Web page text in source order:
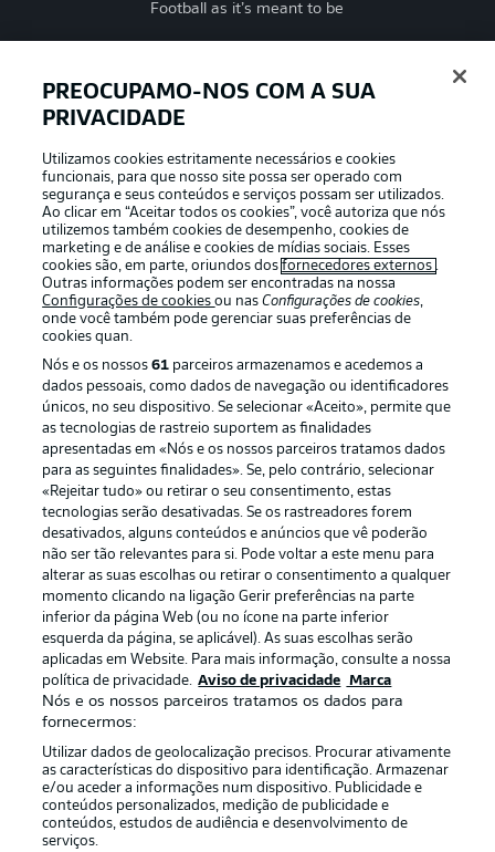
Football as it’s meant to be
APLICATIVO DA BUNDESLIGA
Oferecido por
Publicidade Avisos legais
Gerir preferências Aviso de privacidade
Emissoras
Trabalhe conosco Marca
Contato Jogadores
PREOCUPAMO-NOS COM A SUA
PRIVACIDADE
Utilizamos cookies estritamente necessários e cookies
funcionais, para que nosso site possa ser operado com
segurança e seus conteúdos e serviços possam ser utilizados.
Ao clicar em “Aceitar todos os cookies”, você autoriza que nós
utilizemos também cookies de desempenho, cookies de
marketing e de análise e cookies de mídias sociais. Esses
cookies são, em parte, oriundos dosfornecedores externos .
Outras informações podem ser encontradas na nossa
Configurações de cookiesou nasConfigurações de cookies,
onde você também pode gerenciar suas preferências de
cookies quan.
Nós e os nossos61 parceiros armazenamos e acedemos a
dados pessoais, como dados de navegação ou identificadores
únicos, no seu dispositivo. Se selecionar «Aceito», permite que
as tecnologias de rastreio suportem as finalidades
apresentadas em «Nós e os nossos parceiros tratamos dados
para as seguintes finalidades». Se, pelo contrário, selecionar
«Rejeitar tudo» ou retirar o seu consentimento, estas
tecnologias serão desativadas. Se os rastreadores forem
desativados, alguns conteúdos e anúncios que vê poderão
não ser tão relevantes para si. Pode voltar a este menu para
alterar as suas escolhas ou retirar o consentimento a qualquer
momento clicando na ligação Gerir preferências na parte
inferior da página Web (ou no ícone na parte inferior
esquerda da página, se aplicável). As suas escolhas serão
aplicadas em Website. Para mais informação, consulte a nossa
política de privacidade. Aviso de privacidade Marca
Nós e os nossos parceiros tratamos os dados para
fornecermos:
Utilizar dados de geolocalização precisos. Procurar ativamente
as características do dispositivo para identificação. Armazenar
e/ou aceder a informações num dispositivo. Publicidade e
conteúdos personalizados, medição de publicidade e
conteúdos, estudos de audiência e desenvolvimento de
serviços.